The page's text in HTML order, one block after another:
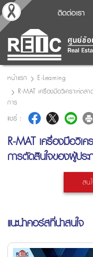
ติดต่อเรา
หน้าแรก
E-Learning
R-MAT เครื่องมือวิเคราะห์ต
การ
แชร์ :
R-MAT เครื่องมือวิเ
การตัดสินใจของผู้ปร
สน
แนะนำคอร์สที่น่าสนใจ